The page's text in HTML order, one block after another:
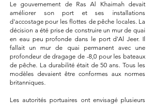
Le gouvernement de Ras Al Khaimah devait
améliorer son port et ses installations
d'accostage pour les flottes de pêche locales. La
décision a été prise de construire un mur de quai
en eau peu profonde dans le port d'Al Jeer. Il
fallait un mur de quai permanent avec une
profondeur de dragage de -8,0 pour les bateaux
de pêche. La durabilité était de 50 ans. Tous les
modèles devaient être conformes aux normes
britanniques.
Les autorités portuaires ont envisagé plusieurs